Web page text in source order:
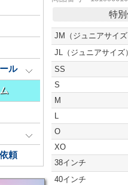
ル
頼
特
JM（ジュニアサイズ
JL（ジュニアサイズ）
SS
S
M
L
O
XO
38インチ
40インチ